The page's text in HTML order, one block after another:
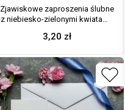
Zjawiskowe zaproszenia ślubne
z niebiesko-zielonymi kwiatami,
satynowaną w kolorze
3,20 zł